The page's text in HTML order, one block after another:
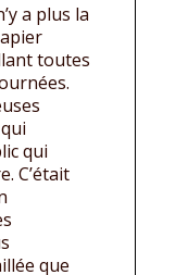
a plus la
toutes
qui
C’était
que